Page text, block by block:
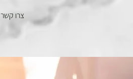
צרו קשר